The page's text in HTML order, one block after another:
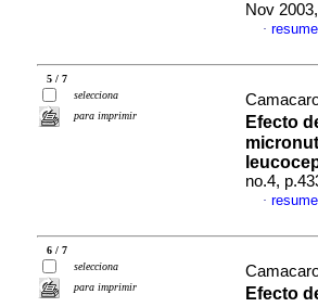
Nov
·
5 / 7
selecciona
para imprimir
Efecto
no.4,
·
6 / 7
selecciona
para imprimir
Efecto